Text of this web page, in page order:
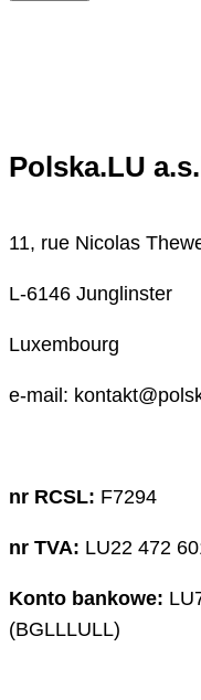
Polska.LU
11, rue Nicolas
L-6146 Junglinster
Luxembourg
e-mail:
nr RCSL: F7294
nr TVA: LU22 472
Konto bankowe:
(BGLLLULL)